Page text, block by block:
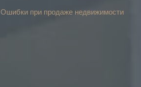
Ошибки при продаже недвижимости